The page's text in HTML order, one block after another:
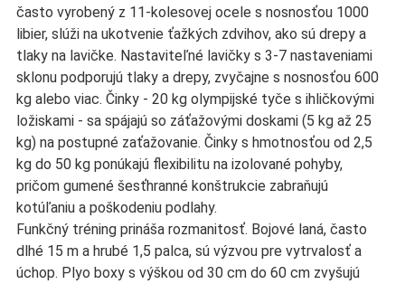
často vyrobený z 11-kolesovej ocele s nosnosťou 1000
libier, slúži na ukotvenie ťažkých zdvihov, ako sú drepy a
tlaky na lavičke. Nastaviteľné lavičky s 3-7 nastaveniami
sklonu podporujú tlaky a drepy, zvyčajne s nosnosťou 600
kg alebo viac. Činky - 20 kg olympijské tyče s ihličkovými
ložiskami - sa spájajú so záťažovými doskami (5 kg až 25
kg) na postupné zaťažovanie. Činky s hmotnosťou od 2,5
kg do 50 kg ponúkajú flexibilitu na izolované pohyby,
pričom gumené šesťhranné konštrukcie zabraňujú
kotúľaniu a poškodeniu podlahy.
Funkčný tréning prináša rozmanitosť. Bojové laná, často
dlhé 15 m a hrubé 1,5 palca, sú výzvou pre vytrvalosť a
úchop. Plyo boxy s výškou od 30 cm do 60 cm zvyšujú